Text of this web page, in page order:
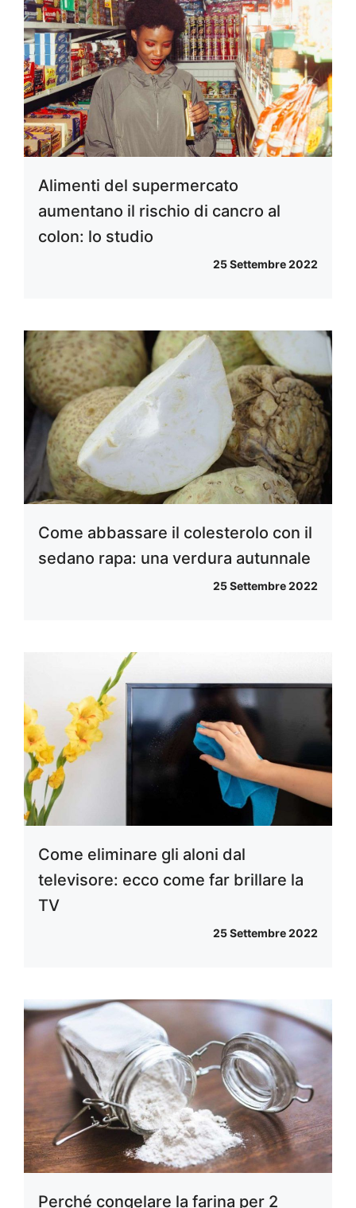
Alimenti del supermercato
aumentano il rischio di cancro al
colon: lo studio
25 Settembre 2022
Come abbassare il colesterolo con il
sedano rapa: una verdura autunnale
25 Settembre 2022
Come eliminare gli aloni dal
televisore: ecco come far brillare la
TV
25 Settembre 2022
Perché congelare la farina per 2